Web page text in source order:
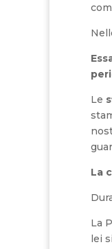
Le
La
La
lei